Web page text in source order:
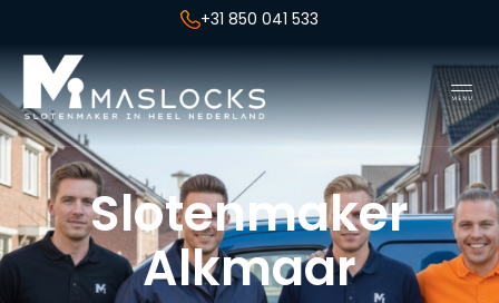
+31 850 041 533
Slotenmaker
Alkmaar